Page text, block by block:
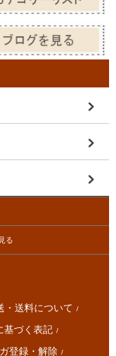
る
・送料について /
基づく表記 /
登録・解除 /